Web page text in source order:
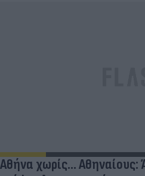
Αθήνα χωρίς… Αθηναίους: